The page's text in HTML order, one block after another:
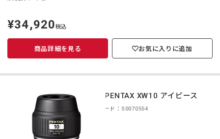
定
価
¥34,920税込
商品詳細を見る お気に入りに追加
smc PENTAX XW10 アイピース
商品コード：S0070554